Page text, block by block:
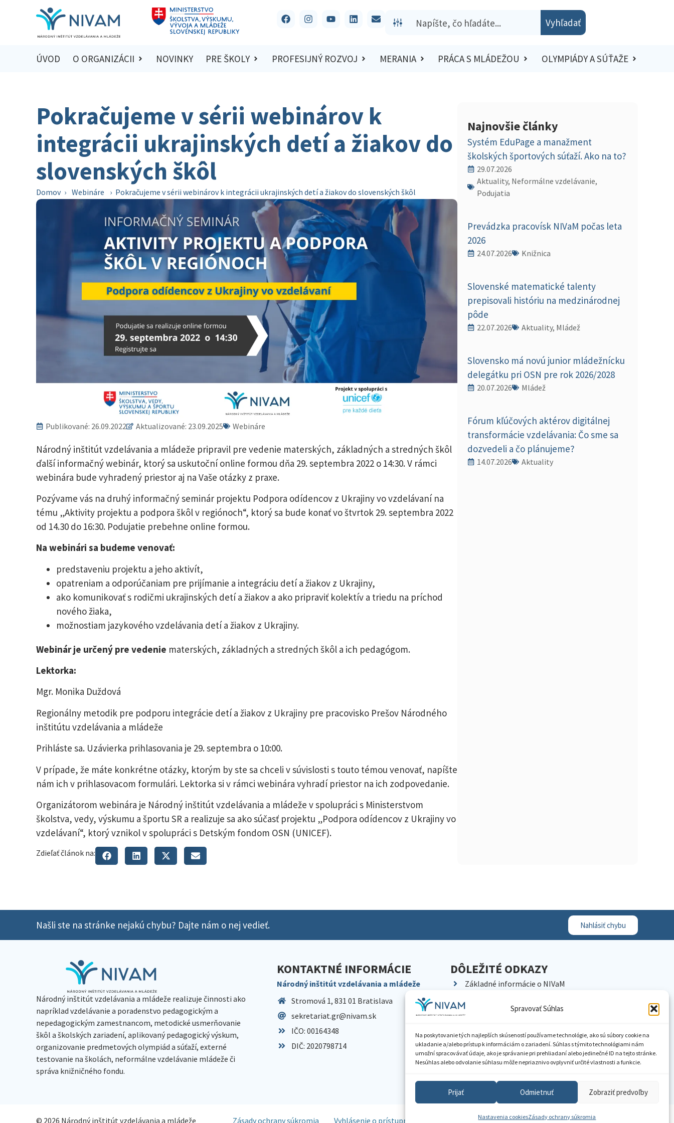
Spravovať Súhlas
Na poskytovanie tých najlepších skúseností používame technológie, ako sú súbory cookie na
ukladanie a/alebo prístup k informáciám o zariadení. Súhlas s týmito technológiami nám
umožní spracovávať údaje, ako je správanie pri prehliadaní alebo jedinečné ID na tejto stránke.
Nesúhlas alebo odvolanie súhlasu môže nepriaznivo ovplyvniť určité vlastnosti a funkcie.
Prijať Odmietnuť Zobraziť predvoľby
Nastavenia cookiesZásady ochrany súkromia
Vyhľadať
ÚVOD O ORGANIZÁCII NOVINKY PRE ŠKOLY PROFESIJNÝ ROZVOJ MERANIA PRÁCA S MLÁDEŽOU OLYMPIÁDY A SÚŤAŽE
Pokračujeme v sérii webinárov k
integrácii ukrajinských detí a žiakov do
slovenských škôl
Domov › Webináre › Pokračujeme v sérii webinárov k integrácii ukrajinských detí a žiakov do slovenských škôl
Publikované: 26.09.2022 Aktualizované: 23.09.2025 Webináre
Národný inštitút vzdelávania a mládeže pripravil pre vedenie materských, základných a stredných škôl
ďalší informačný webinár, ktorý sa uskutoční online formou dňa 29. septembra 2022 o 14:30. V rámci
webinára bude vyhradený priestor aj na Vaše otázky z praxe.
Pozývame vás na druhý informačný seminár projektu Podpora odídencov z Ukrajiny vo vzdelávaní na
tému „Aktivity projektu a podpora škôl v regiónoch“, ktorý sa bude konať vo štvrtok 29. septembra 2022
od 14.30 do 16:30. Podujatie prebehne online formou.
Na webinári sa budeme venovať:
predstaveniu projektu a jeho aktivít,
opatreniam a odporúčaniam pre prijímanie a integráciu detí a žiakov z Ukrajiny,
ako komunikovať s rodičmi ukrajinských detí a žiakov a ako pripraviť kolektív a triedu na príchod
nového žiaka,
možnostiam jazykového vzdelávania detí a žiakov z Ukrajiny.
Webinár je určený pre vedenie materských, základných a stredných škôl a ich pedagógom.
Lektorka:
Mgr. Monika Duždová
Regionálny metodik pre podporu integrácie detí a žiakov z Ukrajiny pre pracovisko Prešov Národného
inštitútu vzdelávania a mládeže
Prihláste sa. Uzávierka prihlasovania je 29. septembra o 10:00.
V prípade, že máte konkrétne otázky, ktorým by ste sa chceli v súvislosti s touto témou venovať, napíšte
nám ich v prihlasovacom formulári. Lektorka si v rámci webinára vyhradí priestor na ich zodpovedanie.
Organizátorom webinára je Národný inštitút vzdelávania a mládeže v spolupráci s Ministerstvom
školstva, vedy, výskumu a športu SR a realizuje sa ako súčasť projektu „Podpora odídencov z Ukrajiny vo
vzdelávaní“, ktorý vznikol v spolupráci s Detským fondom OSN (UNICEF).
Zdieľať článok na:
Najnovšie články
Systém EduPage a manažment
školských športových súťaží. Ako na to?
29.07.2026
Aktuality, Neformálne vzdelávanie,
Podujatia
Prevádzka pracovísk NIVaM počas leta
2026
24.07.2026 Knižnica
Slovenské matematické talenty
prepisovali históriu na medzinárodnej
pôde
22.07.2026 Aktuality, Mládež
Slovensko má novú junior mládežnícku
delegátku pri OSN pre rok 2026/2028
20.07.2026 Mládež
Fórum kľúčových aktérov digitálnej
transformácie vzdelávania: Čo sme sa
dozvedeli a čo plánujeme?
14.07.2026 Aktuality
Našli ste na stránke nejakú chybu? Dajte nám o nej vedieť. Nahlásiť chybu
Národný inštitút vzdelávania a mládeže realizuje činnosti ako
napríklad vzdelávanie a poradenstvo pedagogickým a
nepedagogickým zamestnancom, metodické usmerňovanie
škôl a školských zariadení, aplikovaný pedagogický výskum,
organizovanie predmetových olympiád a súťaží, externé
testovanie na školách, neformálne vzdelávanie mládeže či
správa knižničného fondu.
KONTAKTNÉ INFORMÁCIE
Národný inštitút vzdelávania a mládeže
Stromová 1, 831 01 Bratislava
sekretariat.gr@nivam.sk
IČO: 00164348
DIČ: 2020798714
DÔLEŽITÉ ODKAZY
Základné informácie o NIVaM
Kariéra
Pracoviská NIVaM
Dokumenty inštitúcie
© 2026 Národný inštitút vzdelávania a mládeže Zásady ochrany súkromia Vyhlásenie o prístupnosti Sprístupnenie informácií Nastavenia cookies